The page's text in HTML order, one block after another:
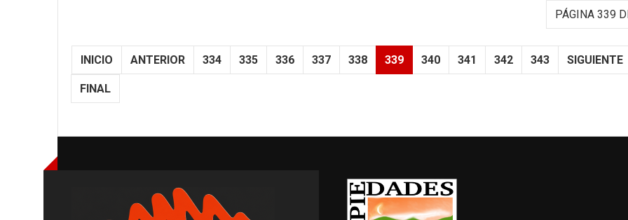
PÁGINA 339
INICIO ANTERIOR 334 335 336 337 338 339 340 341 342 343 SIGUIENTE
FINAL